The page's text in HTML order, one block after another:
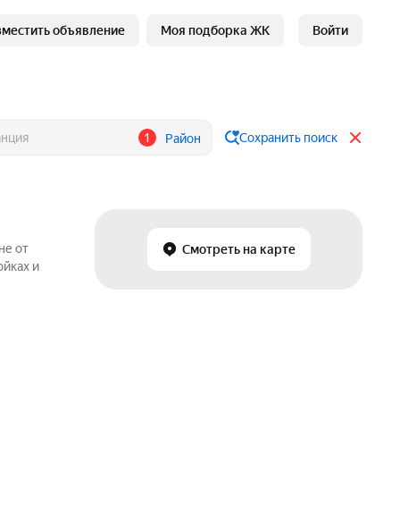
объявление Моя подборка ЖК Войти
1 Район Сохранить поиск
Смотреть на карте
от
и